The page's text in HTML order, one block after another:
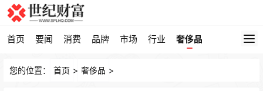
首页 要闻 消费 品牌 市场 行业 奢侈品
您的位置： 首页 > 奢侈品 >